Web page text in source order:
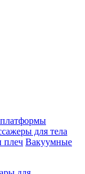
для тела
плеч Вакуумные